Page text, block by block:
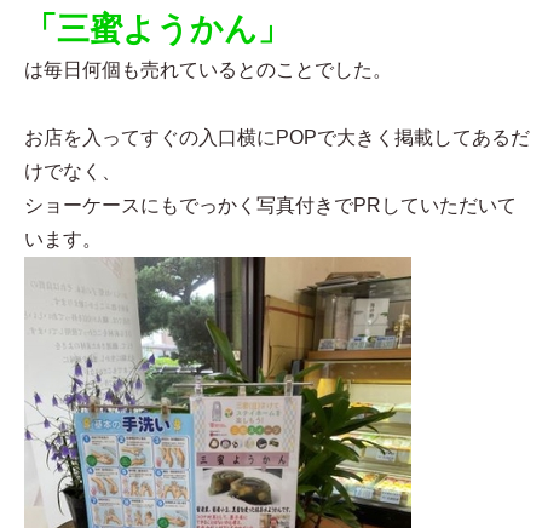
「三蜜ようかん」
は毎日何個も売れているとのことでした。
お店を入ってすぐの入口横にPOPで大きく掲載してあるだ
けでなく、
ショーケースにもでっかく写真付きでPRしていただいて
います。